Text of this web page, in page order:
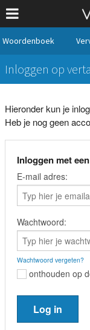
Woordenboek
Inloggen op
Hieronder kun je
Heb je nog geen
Inloggen met
E-mail adres:
Wachtwoord:
Wachtwoord vergeten?
onthouden op